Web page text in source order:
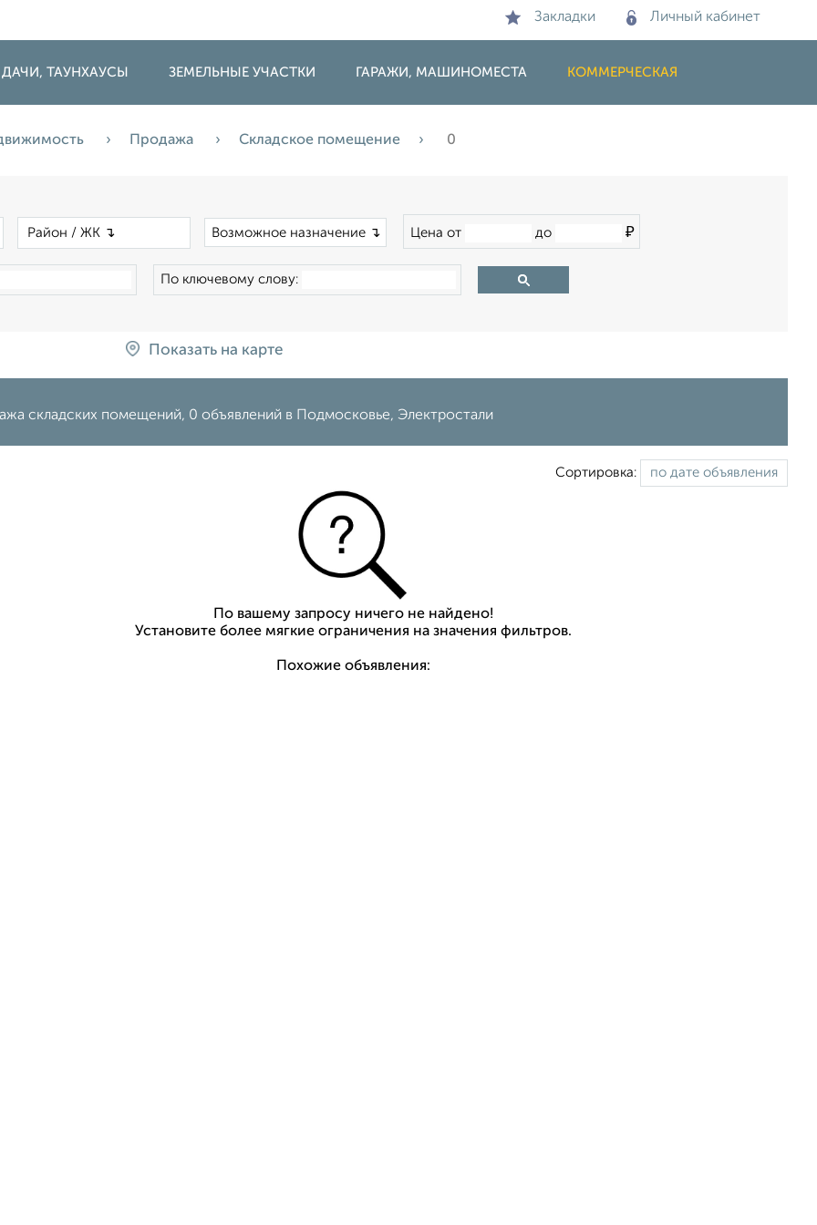
Закладки Личный кабинет
ТАУНХАУСЫ ЗЕМЕЛЬНЫЕ УЧАСТКИ ГАРАЖИ, МАШИНОМЕСТА КОММЕРЧЕСКАЯ
Продажа Складское помещение 0
Возможное назначение ↴ Цена от до ₽
По ключевому слову:
Показать на карте
складских помещений, 0 объявлений в Подмосковье, Электростали
Сортировка:
По вашему запросу ничего не найдено!
Установите более мягкие ограничения на значения фильтров.
Похожие объявления: